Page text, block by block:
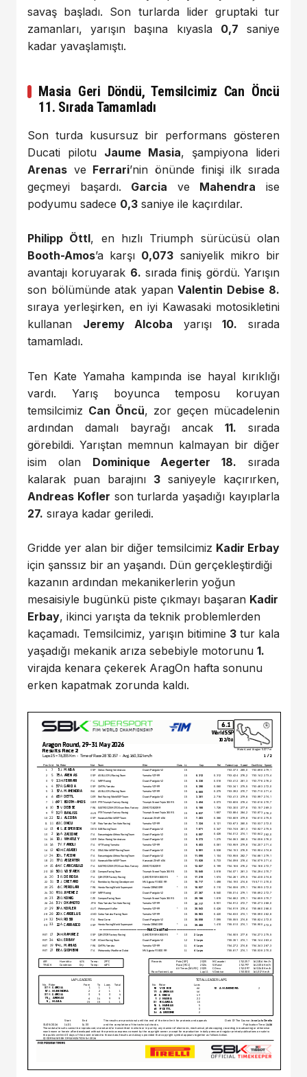
savaş başladı. Son turlarda lider gruptaki tur
zamanları, yarışın başına kıyasla 0,7 saniye
kadar yavaşlamıştı.
Masia Geri Döndü, Temsilcimiz Can Öncü
11. Sırada Tamamladı
Son turda kusursuz bir performans gösteren
Ducati pilotu Jaume Masia, şampiyona lideri
Arenas ve Ferrari’nin önünde finişi ilk sırada
geçmeyi başardı. Garcia ve Mahendra ise
podyumu sadece 0,3 saniye ile kaçırdılar.
Philipp Öttl, en hızlı Triumph sürücüsü olan
Booth-Amos’a karşı 0,073 saniyelik mikro bir
avantajı koruyarak 6. sırada finiş gördü. Yarışın
son bölümünde atak yapan Valentin Debise 8.
sıraya yerleşirken, en iyi Kawasaki motosikletini
kullanan Jeremy Alcoba yarışı10. sırada
tamamladı.
Ten Kate Yamaha kampında ise hayal kırıklığı
vardı. Yarış boyunca temposu koruyan
temsilcimiz Can Öncü, zor geçen mücadelenin
ardından damalı bayrağı ancak 11. sırada
görebildi. Yarıştan memnun kalmayan bir diğer
isim olan Dominique Aegerter 18. sırada
kalarak puan barajını 3 saniyeyle kaçırırken,
Andreas Kofler son turlarda yaşadığı kayıplarla
27. sıraya kadar geriledi.
Gridde yer alan bir diğer temsilcimiz Kadir Erbay
için şanssız bir an yaşandı. Dün gerçekleştirdiği
kazanın ardından mekanikerlerin yoğun
mesaisiyle bugünkü piste çıkmayı başaran Kadir
Erbay, ikinci yarışta da teknik problemlerden
kaçamadı. Temsilcimiz, yarışın bitimine 3 tur kala
yaşadığı mekanik arıza sebebiyle motorunu 1.
virajda kenara çekerek AragOn hafta sonunu
erken kapatmak zorunda kaldı.